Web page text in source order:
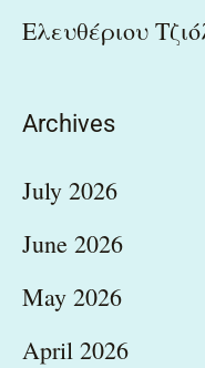
Ελευθέριου
Archives
July 2026
June 2026
May 2026
April 2026